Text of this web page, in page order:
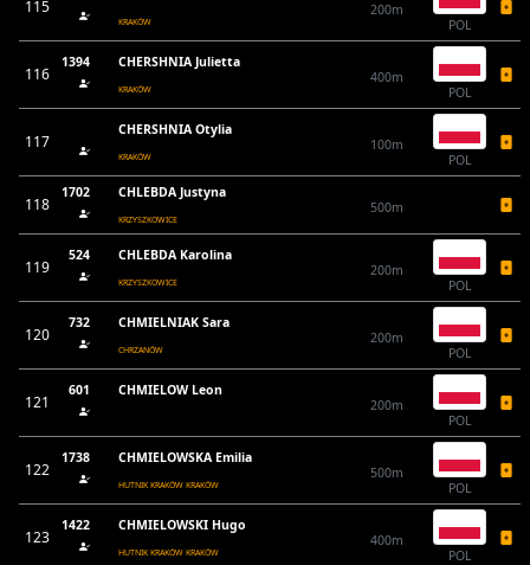
115
KRAKÓW
200m
POL
116
1394 CHERSHNIA Julietta
KRAKÓW
400m
POL
117
CHERSHNIA Otylia
KRAKÓW
100m
POL
118
1702 CHLEBDA Justyna
KRZYSZKOWICE
500m
119
524 CHLEBDA Karolina
KRZYSZKOWICE
200m
POL
120
732 CHMIELNIAK Sara
CHRZANÓW
200m
POL
121
601
CHMIELOW Leon
200m
POL
122
1738 CHMIELOWSKA Emilia
HUTNIK KRAKÓW KRAKÓW
500m
POL
123
1422 CHMIELOWSKI Hugo
HUTNIK KRAKÓW KRAKÓW
400m
POL